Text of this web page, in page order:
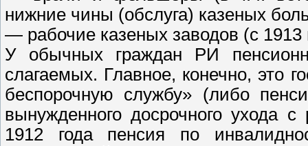
нижние чины (обслуга) казеных
— рабочие казеных заводов (с 1913
У обычных граждан РИ
слагаемых. Главное, конечно, это
беспорочную службу» (либо
вынужденного досрочного ухода
1912 года пенсия по